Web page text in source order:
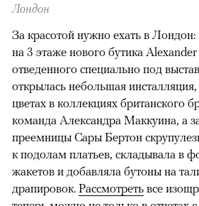
Лондон
За красотой нужно ехать в Лондон:
на 3 этаже нового бутика
отведенного специально под
открылась небольшая
цветах в коллекциях британского
команда Александра Маккуина, а
преемницы Сары Бертон
к подолам платьев, складывала в
жакетов и добавляла бутоны на
драпировок. Рассмотреть все